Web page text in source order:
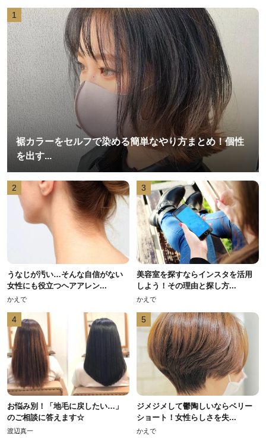
1
裾カラーをセルフで染める簡単なやり方まとめ！個性
を出す...
2
うなじが汚い…そんな自信がない
女性にも役立つヘアアレン...
かえで
3
美容室を探すならインスタを活用
しよう！その理由と探し方...
かえで
4
お悩み別！「地毛に戻したい…」
のご相談に答えます☆
渡辺真一
5
ジメジメして鬱陶しいならベリー
ショート！女性らしさを失...
かえで